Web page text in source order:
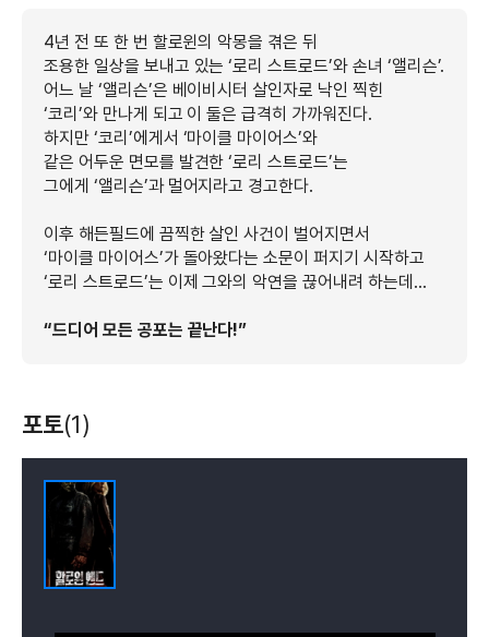
4년 전 또 한 번 할로윈의 악몽을 겪은 뒤
조용한 일상을 보내고 있는 ‘로리 스트로드’와 손녀 ‘앨리슨’.
어느 날 ‘앨리슨’은 베이비시터 살인자로 낙인 찍힌
‘코리’와 만나게 되고 이 둘은 급격히 가까워진다.
하지만 ‘코리’에게서 ‘마이클 마이어스’와
같은 어두운 면모를 발견한 ‘로리 스트로드’는
그에게 ‘앨리슨’과 멀어지라고 경고한다.
이후 해든필드에 끔찍한 살인 사건이 벌어지면서
‘마이클 마이어스’가 돌아왔다는 소문이 퍼지기 시작하고
‘로리 스트로드’는 이제 그와의 악연을 끊어내려 하는데…
“드디어 모든 공포는 끝난다!”
포토(1)